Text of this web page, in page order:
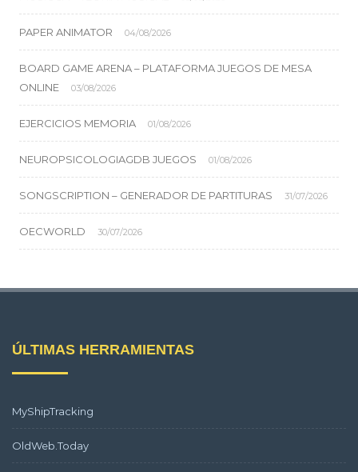
PAPER ANIMATOR 04/08/2026
BOARD GAME ARENA – PLATAFORMA JUEGOS DE MESA
ONLINE
03/08/2026
EJERCICIOS MEMORIA 01/08/2026
NEUROPSICOLOGIAGDB JUEGOS 01/08/2026
SONGSCRIPTION – GENERADOR DE PARTITURAS 31/07/2026
OECWORLD 30/07/2026
ÚLTIMAS HERRAMIENTAS
MyShipTracking
OldWeb.Today